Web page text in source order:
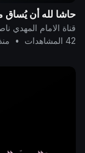
حاشا لله أن يُساق
قناة الامام المهدي
42 المشاهدات
• منذ 11 شهور